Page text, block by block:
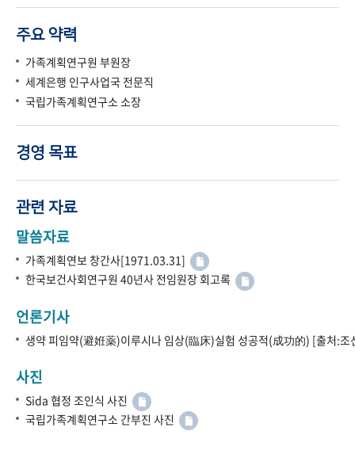
주요 약력
가족계획연구원 부원장
세계은행 인구사업국 전문직
국립가족계획연구소 소장
경영 목표
관련 자료
말씀자료
가족계획연보 창간사[1971.03.31]
한국보건사회연구원 40년사 전임원장 회고록
언론기사
생약 피임약(避姙薬)이루시나 임상(臨床)실험 성공적(成功的) [출처:
사진
Sida 협정 조인식 사진
국립가족계획연구소 간부진 사진